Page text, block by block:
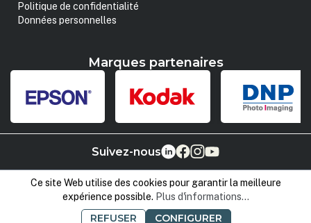
Politique de confidentialité
Données personnelles
Marques partenaires
Suivez-nous
Ce site Web utilise des cookies pour garantir la meilleure
expérience possible. Plus d'informations...
REFUSER CONFIGURER